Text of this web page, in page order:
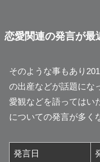
恋愛関連の発言が最
そのような事もあり
の出産などが話題にな
愛観などを語ってはい
についての発言が多く
発言日